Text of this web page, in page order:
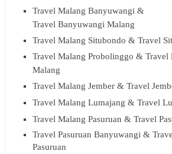
Travel Malang Banyuwangi &
Travel Banyuwangi Malang
Travel Malang Situbondo & Travel
Travel Malang Probolinggo & Travel
Malang
Travel Malang Jember & Travel
Travel Malang Lumajang & Travel
Travel Malang Pasuruan & Travel
Travel Pasuruan Banyuwangi &
Pasuruan